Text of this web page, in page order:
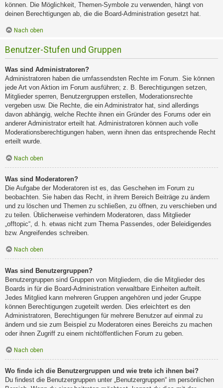
können. Die Möglichkeit, Themen-Symbole zu verwenden, hängt von
deinen Berechtigungen ab, die die Board-Administration gesetzt hat.
Nach oben
Benutzer-Stufen und Gruppen
Was sind Administratoren?
Administratoren haben die umfassendsten Rechte im Forum. Sie können
jede Art von Aktion im Forum ausführen; z. B. Berechtigungen setzen,
Mitglieder sperren, Benutzergruppen erstellen, Moderationsrechte
vergeben usw. Die Rechte, die ein Administrator hat, sind allerdings
davon abhängig, welche Rechte ihnen ein Gründer des Forums oder ein
anderer Administrator erteilt hat. Administratoren können auch volle
Moderationsberechtigungen haben, wenn ihnen das entsprechende Recht
erteilt wurde.
Nach oben
Was sind Moderatoren?
Die Aufgabe der Moderatoren ist es, das Geschehen im Forum zu
beobachten. Sie haben das Recht, in ihrem Bereich Beiträge zu ändern
und zu löschen und Themen zu schließen, zu öffnen, zu verschieben und
zu teilen. Üblicherweise verhindern Moderatoren, dass Mitglieder
„offtopic“, d. h. etwas nicht zum Thema Passendes, oder Beleidigendes
bzw. Angreifendes schreiben.
Nach oben
Was sind Benutzergruppen?
Benutzergruppen sind Gruppen von Mitgliedern, die die Mitglieder des
Boards in für die Board-Administration verwaltbare Einheiten aufteilt.
Jedes Mitglied kann mehreren Gruppen angehören und jeder Gruppe
können Berechtigungen zugeteilt werden. Dies erleichtert es den
Administratoren, Berechtigungen für mehrere Benutzer auf einmal zu
ändern und sie zum Beispiel zu Moderatoren eines Bereichs zu machen
oder ihnen Zugriff zu einem nichtöffentlichen Forum zu geben.
Nach oben
Wo finde ich die Benutzergruppen und wie trete ich ihnen bei?
Du findest die Benutzergruppen unter „Benutzergruppen“ im persönlichen